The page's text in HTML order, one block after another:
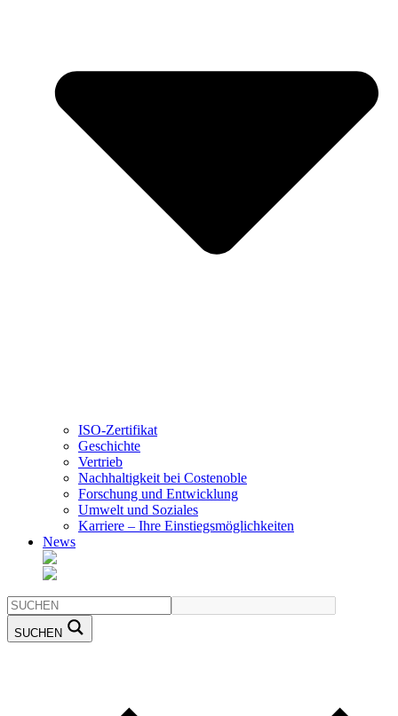
ISO-Zertifikat
Geschichte
Vertrieb
Nachhaltigkeit bei Costenoble
Forschung und Entwicklung
Umwelt und Soziales
Karriere – Ihre Einstiegsmöglichkeiten
News
SUCHEN